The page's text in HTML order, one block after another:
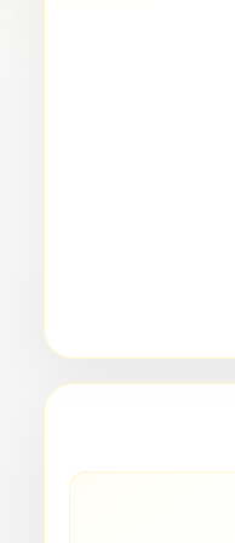
شرکت سرآمد در صنعت